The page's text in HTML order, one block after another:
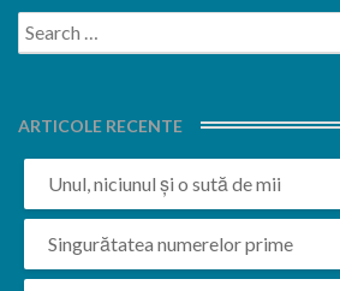
Search
for:
ARTICOLE RECENTE
Unul, niciunul și o sută de mii
Singurătatea numerelor prime